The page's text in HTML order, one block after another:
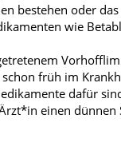
bestehen oder
wie
früh im
dafür
einen dünnen